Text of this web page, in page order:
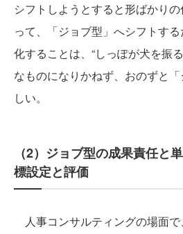
シフトしようとすると形ばかり
って、「ジョブ型」へシフトす
化することは、“しっぽが犬を振
なものになりかねず、おのずと
しい。
（2）ジョブ型の成果責任と
標設定と評価
人事コンサルティングの場面